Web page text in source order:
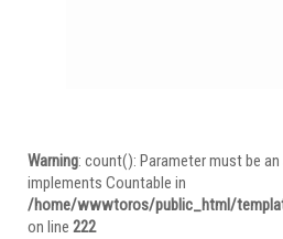
Warning: count(): Parameter must be
implements Countable in
/home/wwwtoros/public_html/
on line 222